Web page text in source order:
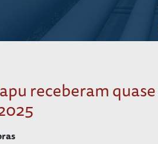
receberam